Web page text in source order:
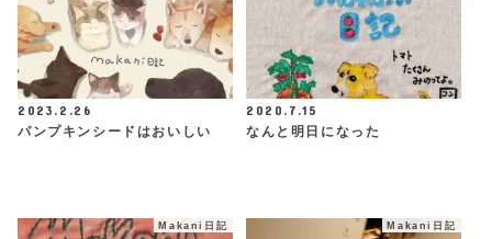
2023.2.26
パンプキンシードはおいしい
2020.7.15
なんと明日になった
Makani日記 Makani日記